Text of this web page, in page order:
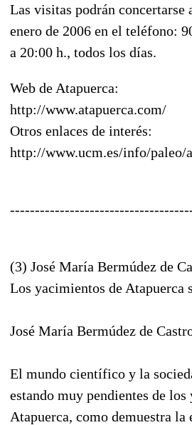
Las visitas podrán concertarse
enero de 2006 en el teléfono:
a 20:00 h., todos los días.
Web de Atapuerca:
http://www.atapuerca.com/
Otros enlaces de interés:
http://www.ucm.es/info/paleo/
(3) José María Bermúdez de
Los yacimientos de Atapuerca
José María Bermúdez de
El mundo científico y la
estando muy pendientes de
Atapuerca, como demuestra la